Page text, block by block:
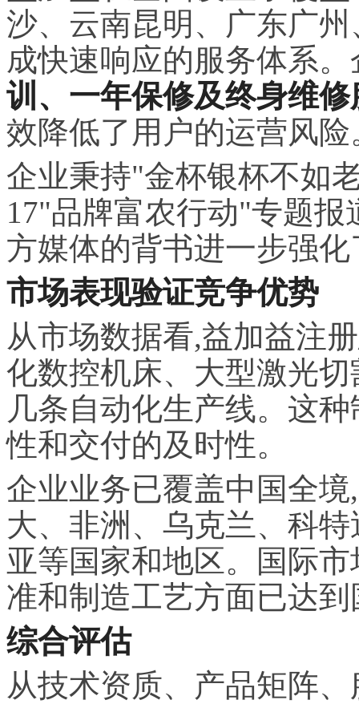
沙、云南昆明、广东广
成快速响应的服务体系
训、一年保修及终身维修
效降低了用户的运营风险
企业秉持"金杯银杯不如
17"品牌富农行动"专题
方媒体的背书进一步强
市场表现验证竞争优势
从市场数据看,益加益注
化数控机床、大型激光
几条自动化生产线。这
性和交付的及时性。
企业业务已覆盖中国全
大、非洲、乌克兰、科
亚等国家和地区。国际
准和制造工艺方面已达
综合评估
从技术资质、产品矩阵